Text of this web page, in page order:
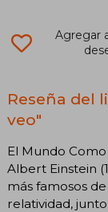
Agregar
Reseña del
veo"
El Mundo
Albert Einstein
más famosos
relatividad,